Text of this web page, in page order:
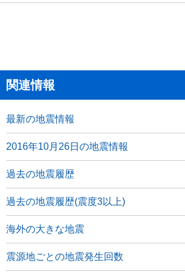
関連情報
最新の地震情報
2016年10月26日の地震情報
過去の地震履歴
過去の地震履歴(震度3以上)
海外の大きな地震
震源地ごとの地震発生回数